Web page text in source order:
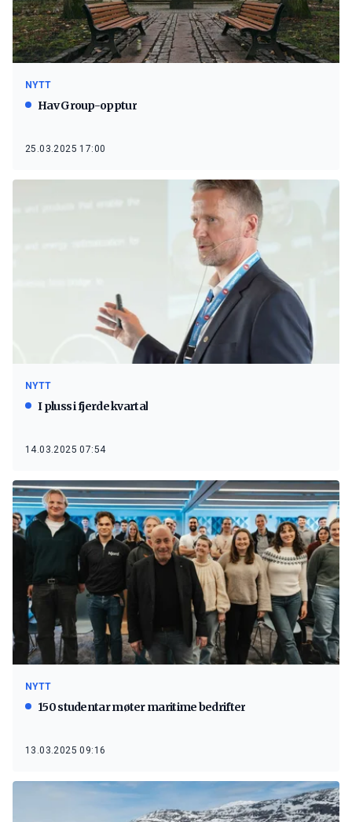
NYTT
Hav Group-opptur
25.03.2025 17:00
NYTT
I pluss i fjerde kvartal
14.03.2025 07:54
NYTT
150 studentar møter maritime bedrifter
13.03.2025 09:16